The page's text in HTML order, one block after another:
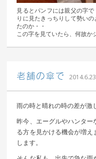
見るとパンフには親父の
りに見たきっちりして勢い
たのか・・
この字を見ていたら、何故か
老舗の傘で 2014.6.23
雨の時と晴れの時の差が激
昨今、エーグルやハンタ
る方を見かける機会が増
します。